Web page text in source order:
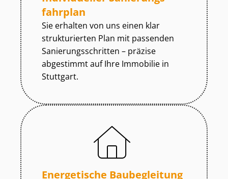
fahr­plan
Sie erhalten von uns einen klar
strukturierten Plan mit passenden
Sa­nie­rungs­schrit­ten – präzise
abgestimmt auf Ihre Immobilie in
Stuttgart.
Energetische Baubegleitung